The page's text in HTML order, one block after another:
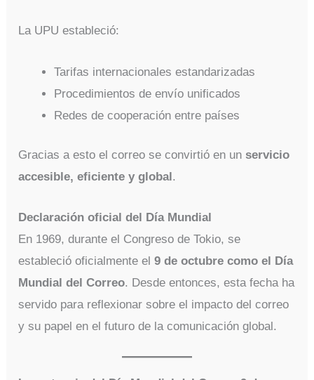
La UPU estableció:
Tarifas internacionales estandarizadas
Procedimientos de envío unificados
Redes de cooperación entre países
Gracias a esto el correo se convirtió en un servicio
accesible, eficiente y global.
Declaración oficial del Día Mundial
En 1969, durante el Congreso de Tokio, se
estableció oficialmente el9 de octubre como el Día
Mundial del Correo. Desde entonces, esta fecha ha
servido para reflexionar sobre el impacto del correo
y su papel en el futuro de la comunicación global.